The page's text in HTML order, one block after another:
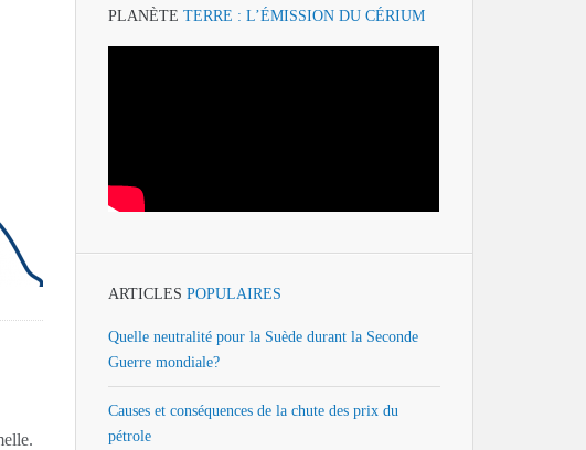
PLANÈTE TERRE : L’ÉMISSION DU CÉRIUM
ARTICLES POPULAIRES
Quelle neutralité pour la Suède durant la Seconde
Guerre mondiale?
Causes et conséquences de la chute des prix du
pétrole